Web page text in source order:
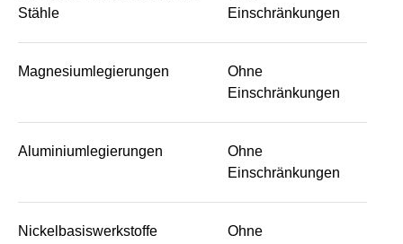
Stähle
Einschränkungen
Magnesiumlegierungen
Ohne
Einschränkungen
Aluminiumlegierungen
Ohne
Einschränkungen
Nickelbasiswerkstoffe
Ohne